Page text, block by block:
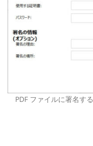
PDF ファイルに署名する